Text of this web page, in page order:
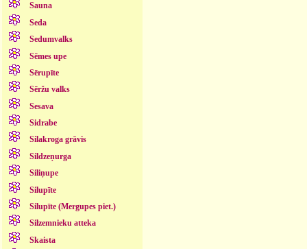
Sauna
Seda
Sedumvalks
Sēmes upe
Sērupīte
Sēržu valks
Sesava
Sidrabe
Silakroga grāvis
Sildzeņurga
Siliņupe
Silupīte
Silupīte (Mergupes piet.)
Silzemnieku atteka
Skaista